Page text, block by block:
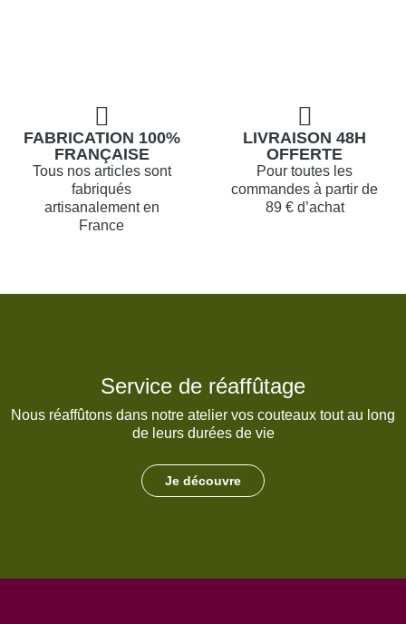
FABRICATION 100%
FRANÇAISE
Tous nos articles sont
fabriqués
artisanalement en
France
LIVRAISON 48H
OFFERTE
Pour toutes les
commandes à partir de
89 € d’achat
Service de réaffûtage
Nous réaffûtons dans notre atelier vos couteaux tout au long
de leurs durées de vie
Je découvre